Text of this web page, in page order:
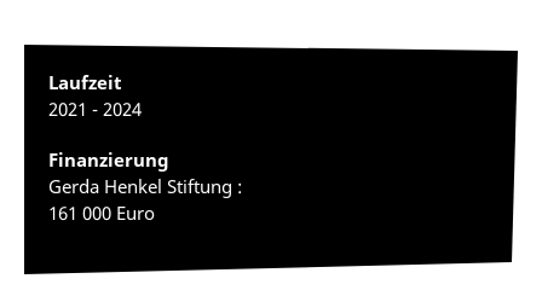
Laufzeit
2021 - 2024
Finanzierung
Gerda Henkel Stiftung :
161 000 Euro